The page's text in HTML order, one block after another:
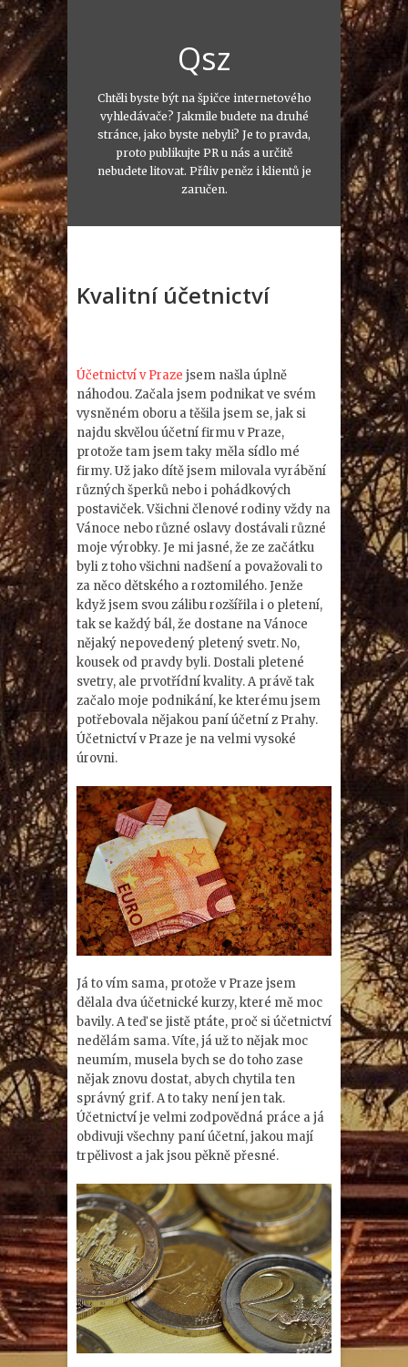
Qsz
Chtěli byste být na špičce internetového
vyhledávače? Jakmile budete na druhé
stránce, jako byste nebyli? Je to pravda,
proto publikujte PR u nás a určitě
nebudete litovat. Příliv peněz i klientů je
zaručen.
Kvalitní účetnictví
Účetnictví v Praze jsem našla úplně
náhodou. Začala jsem podnikat ve svém
vysněném oboru a těšila jsem se, jak si
najdu skvělou účetní firmu v Praze,
protože tam jsem taky měla sídlo mé
firmy. Už jako dítě jsem milovala vyrábění
různých šperků nebo i pohádkových
postaviček. Všichni členové rodiny vždy na
Vánoce nebo různé oslavy dostávali různé
moje výrobky. Je mi jasné, že ze začátku
byli z toho všichni nadšení a považovali to
za něco dětského a roztomilého. Jenže
když jsem svou zálibu rozšířila i o pletení,
tak se každý bál, že dostane na Vánoce
nějaký nepovedený pletený svetr. No,
kousek od pravdy byli. Dostali pletené
svetry, ale prvotřídní kvality. A právě tak
začalo moje podnikání, ke kterému jsem
potřebovala nějakou paní účetní z Prahy.
Účetnictví v Praze je na velmi vysoké
úrovni.
Já to vím sama, protože v Praze jsem
dělala dva účetnické kurzy, které mě moc
bavily. A teď se jistě ptáte, proč si účetnictví
nedělám sama. Víte, já už to nějak moc
neumím, musela bych se do toho zase
nějak znovu dostat, abych chytila ten
správný grif. A to taky není jen tak.
Účetnictví je velmi zodpovědná práce a já
obdivuji všechny paní účetní, jakou mají
trpělivost a jak jsou pěkně přesné.